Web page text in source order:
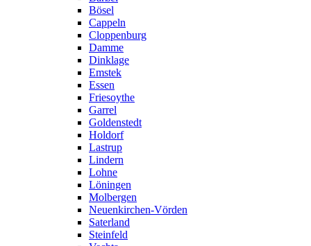
Bösel
Cappeln
Cloppenburg
Damme
Dinklage
Emstek
Essen
Friesoythe
Garrel
Goldenstedt
Holdorf
Lastrup
Lindern
Lohne
Löningen
Molbergen
Neuenkirchen-Vörden
Saterland
Steinfeld